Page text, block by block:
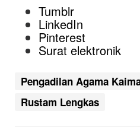
Tumblr
LinkedIn
Pinterest
Surat elektronik
Pengadilan Agama
Rustam Lengkas